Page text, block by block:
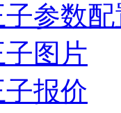
参数配
图片
报价